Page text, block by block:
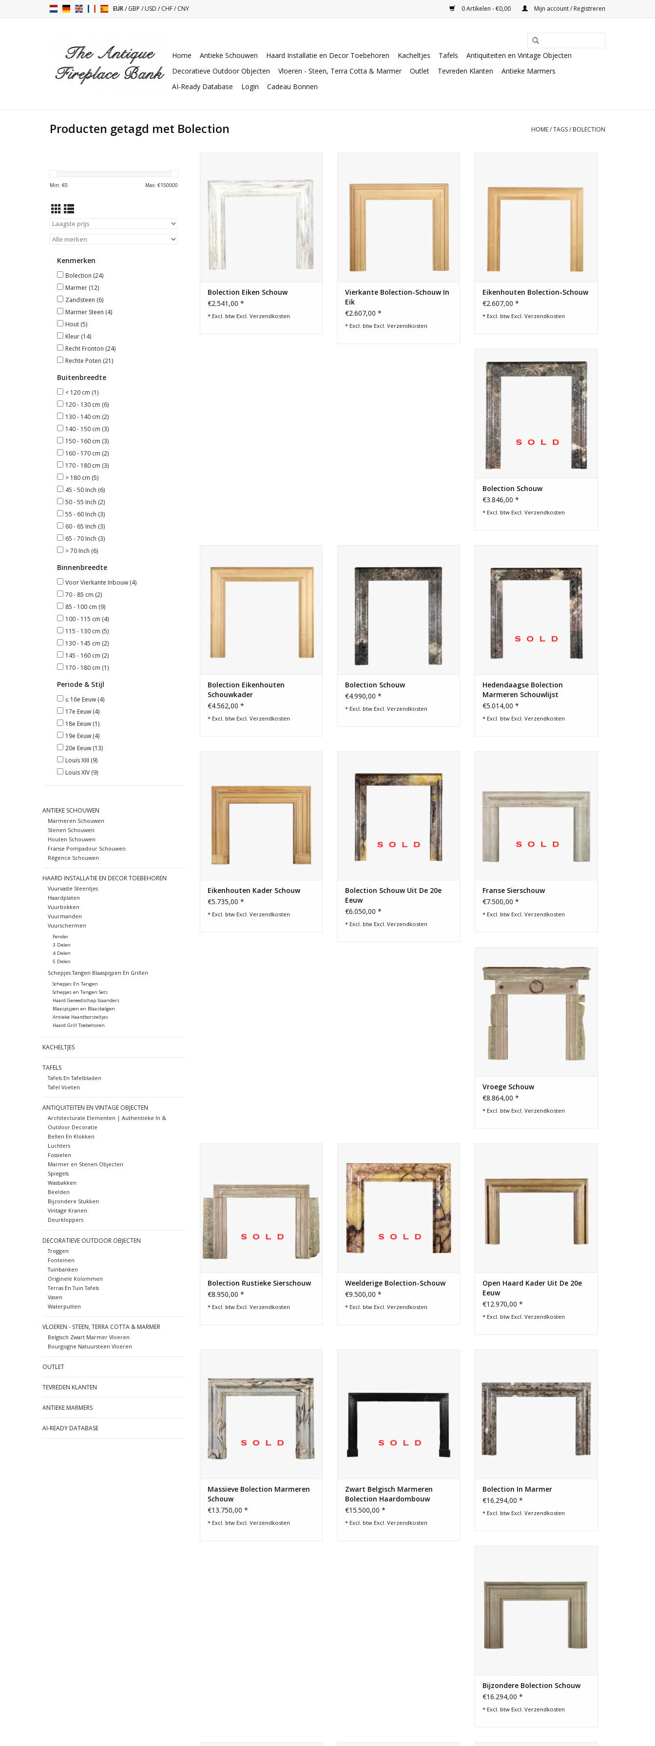
EUR/GBP /USD /CHF/CNY 0 Artikelen - €0,00 Mijn account / Registreren
Home Antieke Schouwen Haard Installatie en Decor Toebehoren Kacheltjes Tafels
Antiquiteiten en Vintage Objecten
Decoratieve Outdoor Objecten
Vloeren - Steen, Terra Cotta & Marmer Outlet Tevreden Klanten
Antieke Marmers
AI-Ready Database
Login Cadeau Bonnen
Producten getagd met Bolection HOME/TAGS/ BOLECTION
Min: €0 Max: €150000
Kenmerken
Bolection (24)
Marmer (12)
Zandsteen (6)
Marmer Steen (4)
Hout (5)
Kleur (14)
Recht Fronton (24)
Rechte Poten (21)
Buitenbreedte
< 120 cm (1)
120 - 130 cm (6)
130 - 140 cm (2)
140 - 150 cm (3)
150 - 160 cm (3)
160 - 170 cm (2)
170 - 180 cm (3)
> 180 cm (5)
45 - 50 Inch (6)
50 - 55 Inch (2)
55 - 60 Inch (3)
60 - 65 Inch (3)
65 - 70 Inch (3)
> 70 Inch (6)
Binnenbreedte
Voor Vierkante Inbouw (4)
70 - 85 cm (2)
85 - 100 cm (9)
100 - 115 cm (4)
115 - 130 cm (5)
130 - 145 cm (2)
145 - 160 cm (2)
170 - 180 cm (1)
Periode & Stijl
≤ 16e Eeuw (4)
17e Eeuw (4)
18e Eeuw (1)
19e Eeuw (4)
20e Eeuw (13)
Louis XIII (9)
Louis XIV (9)
ANTIEKE SCHOUWEN
Marmeren Schouwen
Stenen Schouwen
Houten Schouwen
Franse Pompadour Schouwen
Régence Schouwen
HAARD INSTALLATIE EN DECOR TOEBEHOREN
Vuurvaste Steentjes
Haardplaten
Vuurbokken
Vuurmanden
Vuurschermen
Fender
3 Delen
4 Delen
5 Delen
Schepjes Tangen Blaaspijpen En Grillen
Schepjes En Tangen
Schepjes en Tangen Sets
Haard Gereedschap Staanders
Blaaspijpen en Blaasbalgen
Antieke Haardborsteltjes
Haard Grill Toebehoren
KACHELTJES
TAFELS
Tafels En Tafelbladen
Tafel Voeten
ANTIQUITEITEN EN VINTAGE OBJECTEN
Architecturale Elementen | Authentieke In &
Outdoor Decoratie
Bellen En Klokken
Luchters
Fossielen
Marmer en Stenen Objecten
Spiegels
Wasbakken
Beelden
Bijzondere Stukken
Vintage Kranen
Deurkloppers
DECORATIEVE OUTDOOR OBJECTEN
Troggen
Fonteinen
Tuinbanken
Originele Kolommen
Terras En Tuin Tafels
Vasen
Waterputten
VLOEREN - STEEN, TERRA COTTA & MARMER
Belgisch Zwart Marmer Vloeren
Bourgogne Natuursteen Vloeren
OUTLET
TEVREDEN KLANTEN
ANTIEKE MARMERS
AI-READY DATABASE
Bolection Eiken Schouw
€2.541,00 *
* Excl. btw Excl. Verzendkosten
TOEVOEGEN AAN WINKELWAGEN
Vierkante Bolection-Schouw In
Eik
€2.607,00 *
* Excl. btw Excl. Verzendkosten
Eikenhouten Bolection-Schouw
€2.607,00 *
* Excl. btw Excl.Verzendkosten
kan gebruikt worden als kader rond een
inbouwhaard.
Bolection Schouw
€3.846,00 *
* Excl. btw Excl.Verzendkosten
TOEVOEGEN AAN WINKELWAGEN
Bolection Eikenhouten
Schouwkader
€4.562,00 *
* Excl. btw Excl. Verzendkosten
inbouwhaard.
TOEVOEGEN AAN WINKELWAGEN
Bolection Schouw
€4.990,00 *
* Excl. btw Excl. Verzendkosten
Hedendaagse Bolection
Marmeren Schouwlijst
€5.014,00 *
* Excl. btw Excl.Verzendkosten
Eikenhouten Kader Schouw
€5.735,00 *
* Excl. btw Excl. Verzendkosten
Bolection Schouw Uit De 20e
Eeuw
€6.050,00 *
* Excl. btw Excl. Verzendkosten
Franse Sierschouw
€7.500,00 *
* Excl. btw Excl.Verzendkosten
TOEVOEGEN AAN WINKELWAGEN
Vroege Schouw
€8.864,00 *
* Excl. btw Excl.Verzendkosten
Bolection Rustieke Sierschouw
€8.950,00 *
* Excl. btw Excl. Verzendkosten
lifestyle interieur. Het kan werken met
een vierkante vuurhaard.
Weelderige Bolection-Schouw
€9.500,00 *
* Excl. btw Excl. Verzendkosten
Open Haard Kader Uit De 20e
Eeuw
€12.970,00 *
* Excl. btw Excl.Verzendkosten
Massieve Bolection Marmeren
Schouw
€13.750,00 *
* Excl. btw Excl. Verzendkosten
Zwart Belgisch Marmeren
Bolection Haardombouw
€15.500,00 *
* Excl. btw Excl. Verzendkosten
TOEVOEGEN AAN WINKELWAGEN
Bolection In Marmer
€16.294,00 *
* Excl. btw Excl.Verzendkosten
Bijzondere Bolection Schouw
€16.294,00 *
* Excl. btw Excl.Verzendkosten